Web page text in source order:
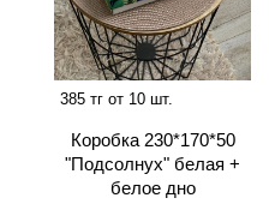
385 тг от 10 шт.
Коробка 230*170*50
"Подсолнух" белая +
белое дно